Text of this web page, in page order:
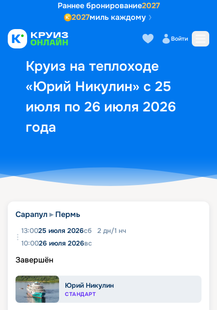
Раннее бронирование2027
2027миль каждому
Войти
Круиз на теплоходе
«Юрий Никулин» с 25
июля по 26 июля 2026
года
Выбор кают Маршрут и
Сарапул Пермь
13:0025 июля 2026сб 2 дн/1 нч
10:0026 июля 2026вс
Завершён
Юрий Никулин
СТАНДАРТ